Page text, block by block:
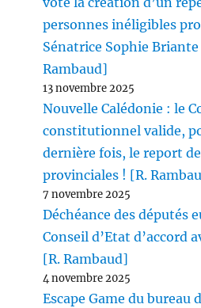
personnes inéligibles
Sénatrice Sophie
Rambaud]
13 novembre 2025
Nouvelle Calédonie : le
constitutionnel valide,
dernière fois, le report
provinciales ! [R.
7 novembre 2025
Déchéance des députés
Conseil d’Etat d’accord
[R. Rambaud]
4 novembre 2025
Escape Game du bureau